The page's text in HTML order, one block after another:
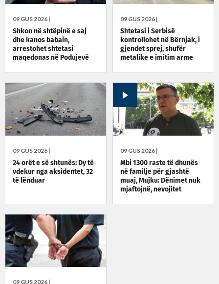
09 GUS 2026 |
Shkon në shtëpinë e saj
dhe kanos babain,
arrestohet shtetasi
maqedonas në Podujevë
09 GUS 2026 |
Shtetasi i Serbisë
kontrollohet në Bërnjak, i
gjendet sprej, shufër
metalike e imitim arme
09 GUS 2026 |
24 orët e së shtunës: Dy të
vdekur nga aksidentet, 32
të lënduar
09 GUS 2026 |
Mbi 1300 raste të dhunës
në familje për gjashtë
muaj, Mujku: Dënimet nuk
mjaftojnë, nevojitet
09 GUS 2026 |